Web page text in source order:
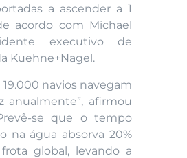
a ascender a 1
acordo com Michael
executivo de
Kuehne+Nagel.
navios navegam
anualmente”, afirmou
se que o tempo
na água absorva 20%
global, levando a